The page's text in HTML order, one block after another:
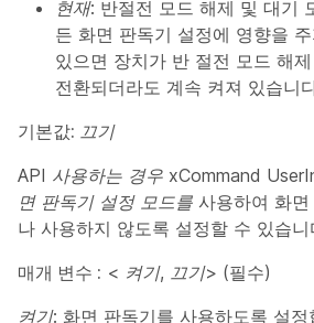
현재: 반절전 모드 해제 및 대기
든 화면 판독기 설정에 영향을
있으면 장치가 반 절전 모드 해
전환되더라도 계속 켜져 있습니
기본값: 끄기
API 사용하는 경우 xCommand
면 판독기 설정 모드를 사용하여 화
나 사용하지 않도록 설정할 수 있습니
매개 변수 : < 켜기, 끄기> (필수)
켜기: 화면 판독기를 사용하도록 설정